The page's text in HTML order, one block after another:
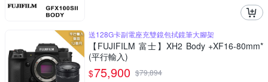
送128G卡副電座充雙鏡包拭鏡筆大腳架
【FUJIFILM 富士】XH2 Body +XF16-80mm*
(平行輸入)
$75,900 $79,894